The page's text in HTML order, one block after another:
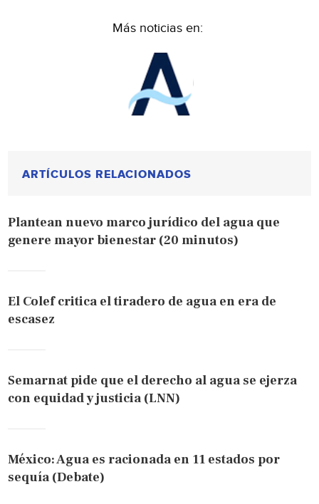
Más noticias en:
ARTÍCULOS RELACIONADOS
Plantean nuevo marco jurídico del agua que
genere mayor bienestar (20 minutos)
El Colef critica el tiradero de agua en era de
escasez
Semarnat pide que el derecho al agua se ejerza
con equidad y justicia (LNN)
México: Agua es racionada en 11 estados por
sequía (Debate)